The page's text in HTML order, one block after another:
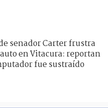
senador Carter frustra
en Vitacura: reportan
fue sustraído